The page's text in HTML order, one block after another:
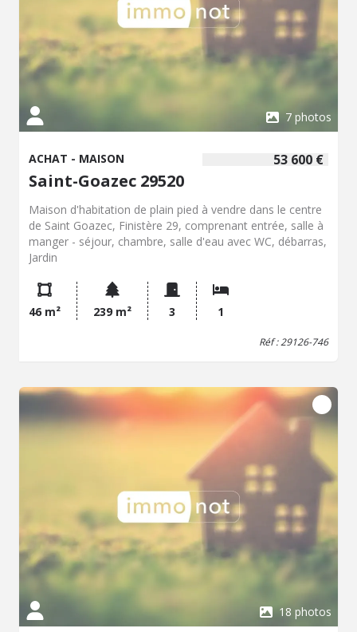
7 photos
53 600 €
ACHAT - MAISON
Saint-Goazec 29520
Maison d'habitation de plain pied à vendre dans le centre
de Saint Goazec, Finistère 29, comprenant entrée, salle à
manger - séjour, chambre, salle d'eau avec WC, débarras,
Jardin
46 m² 239 m² 3 1
Réf : 29126-746
18 photos